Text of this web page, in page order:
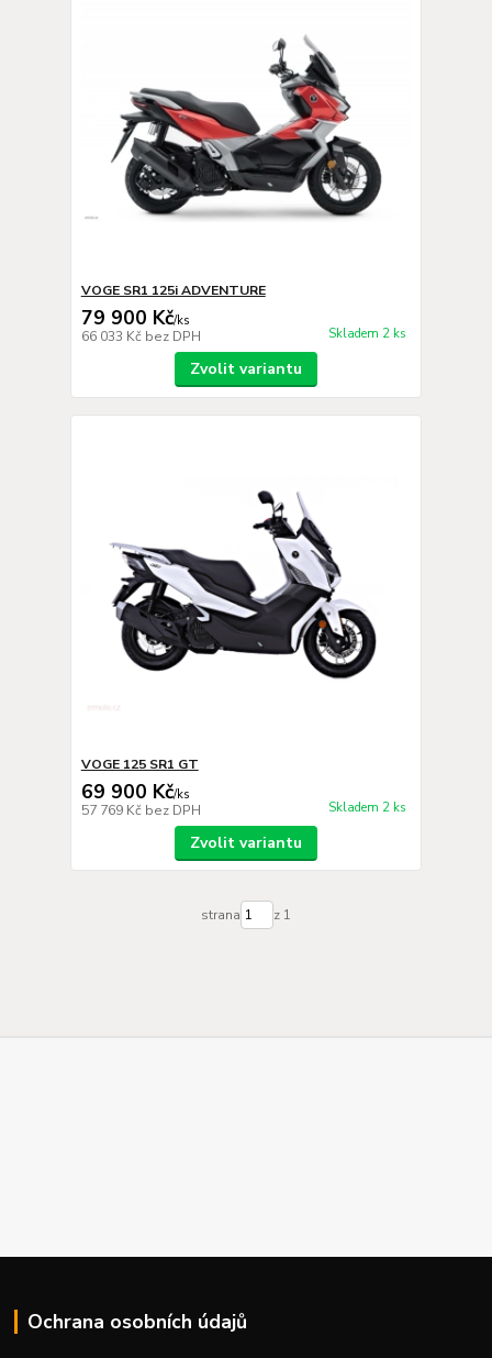
VOGE SR1 125i ADVENTURE
79 900 Kč/ks
66 033 Kč bez DPH Skladem 2 ks
Zvolit variantu
VOGE 125 SR1 GT
69 900 Kč/ks
57 769 Kč bez DPH Skladem 2 ks
Zvolit variantu
strana z 1
Ochrana osobních údajů